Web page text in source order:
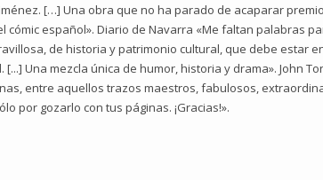
[…] Una obra que no ha parado de acaparar
español». Diario de Navarra «Me faltan palabras
de historia y patrimonio cultural, que debe estar
Una mezcla única de humor, historia y drama». John
entre aquellos trazos maestros, fabulosos,
por gozarlo con tus páginas. ¡Gracias!».